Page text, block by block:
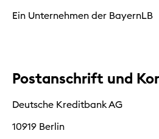
Ein Unternehmen der BayernLB
Postanschrift und
Deutsche Kreditbank AG
10919 Berlin